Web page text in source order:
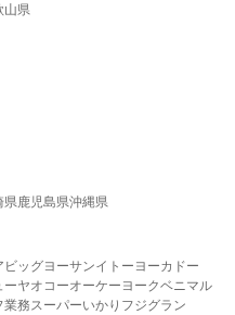
山県
県鹿児島県沖縄県
ビッグヨーサンイトーヨーカドー
ーヤオコーオーケー ヨークベニマル
業務スーパーいかり フジグラン